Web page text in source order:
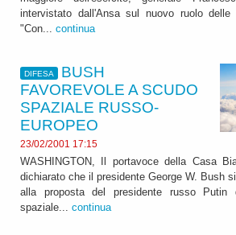
intervistato dall'Ansa sul nuovo ruolo delle
"Con... continua
DIFESA
BUSH
FAVOREVOLE A SCUDO
SPAZIALE RUSSO-
EUROPEO
23/02/2001 17:15
WASHINGTON, Il portavoce della Casa
dichiarato che il presidente George W. Bush
alla proposta del presidente russo Putin
spaziale... continua